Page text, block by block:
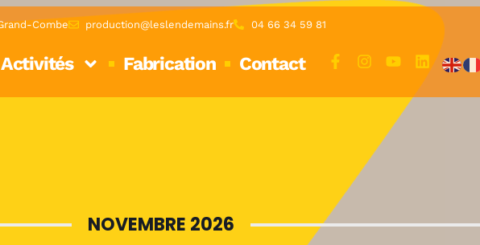
Combe production@leslendemains.fr 04 66 34 59 81
Activités Fabrication Contact
NOVEMBRE 2026